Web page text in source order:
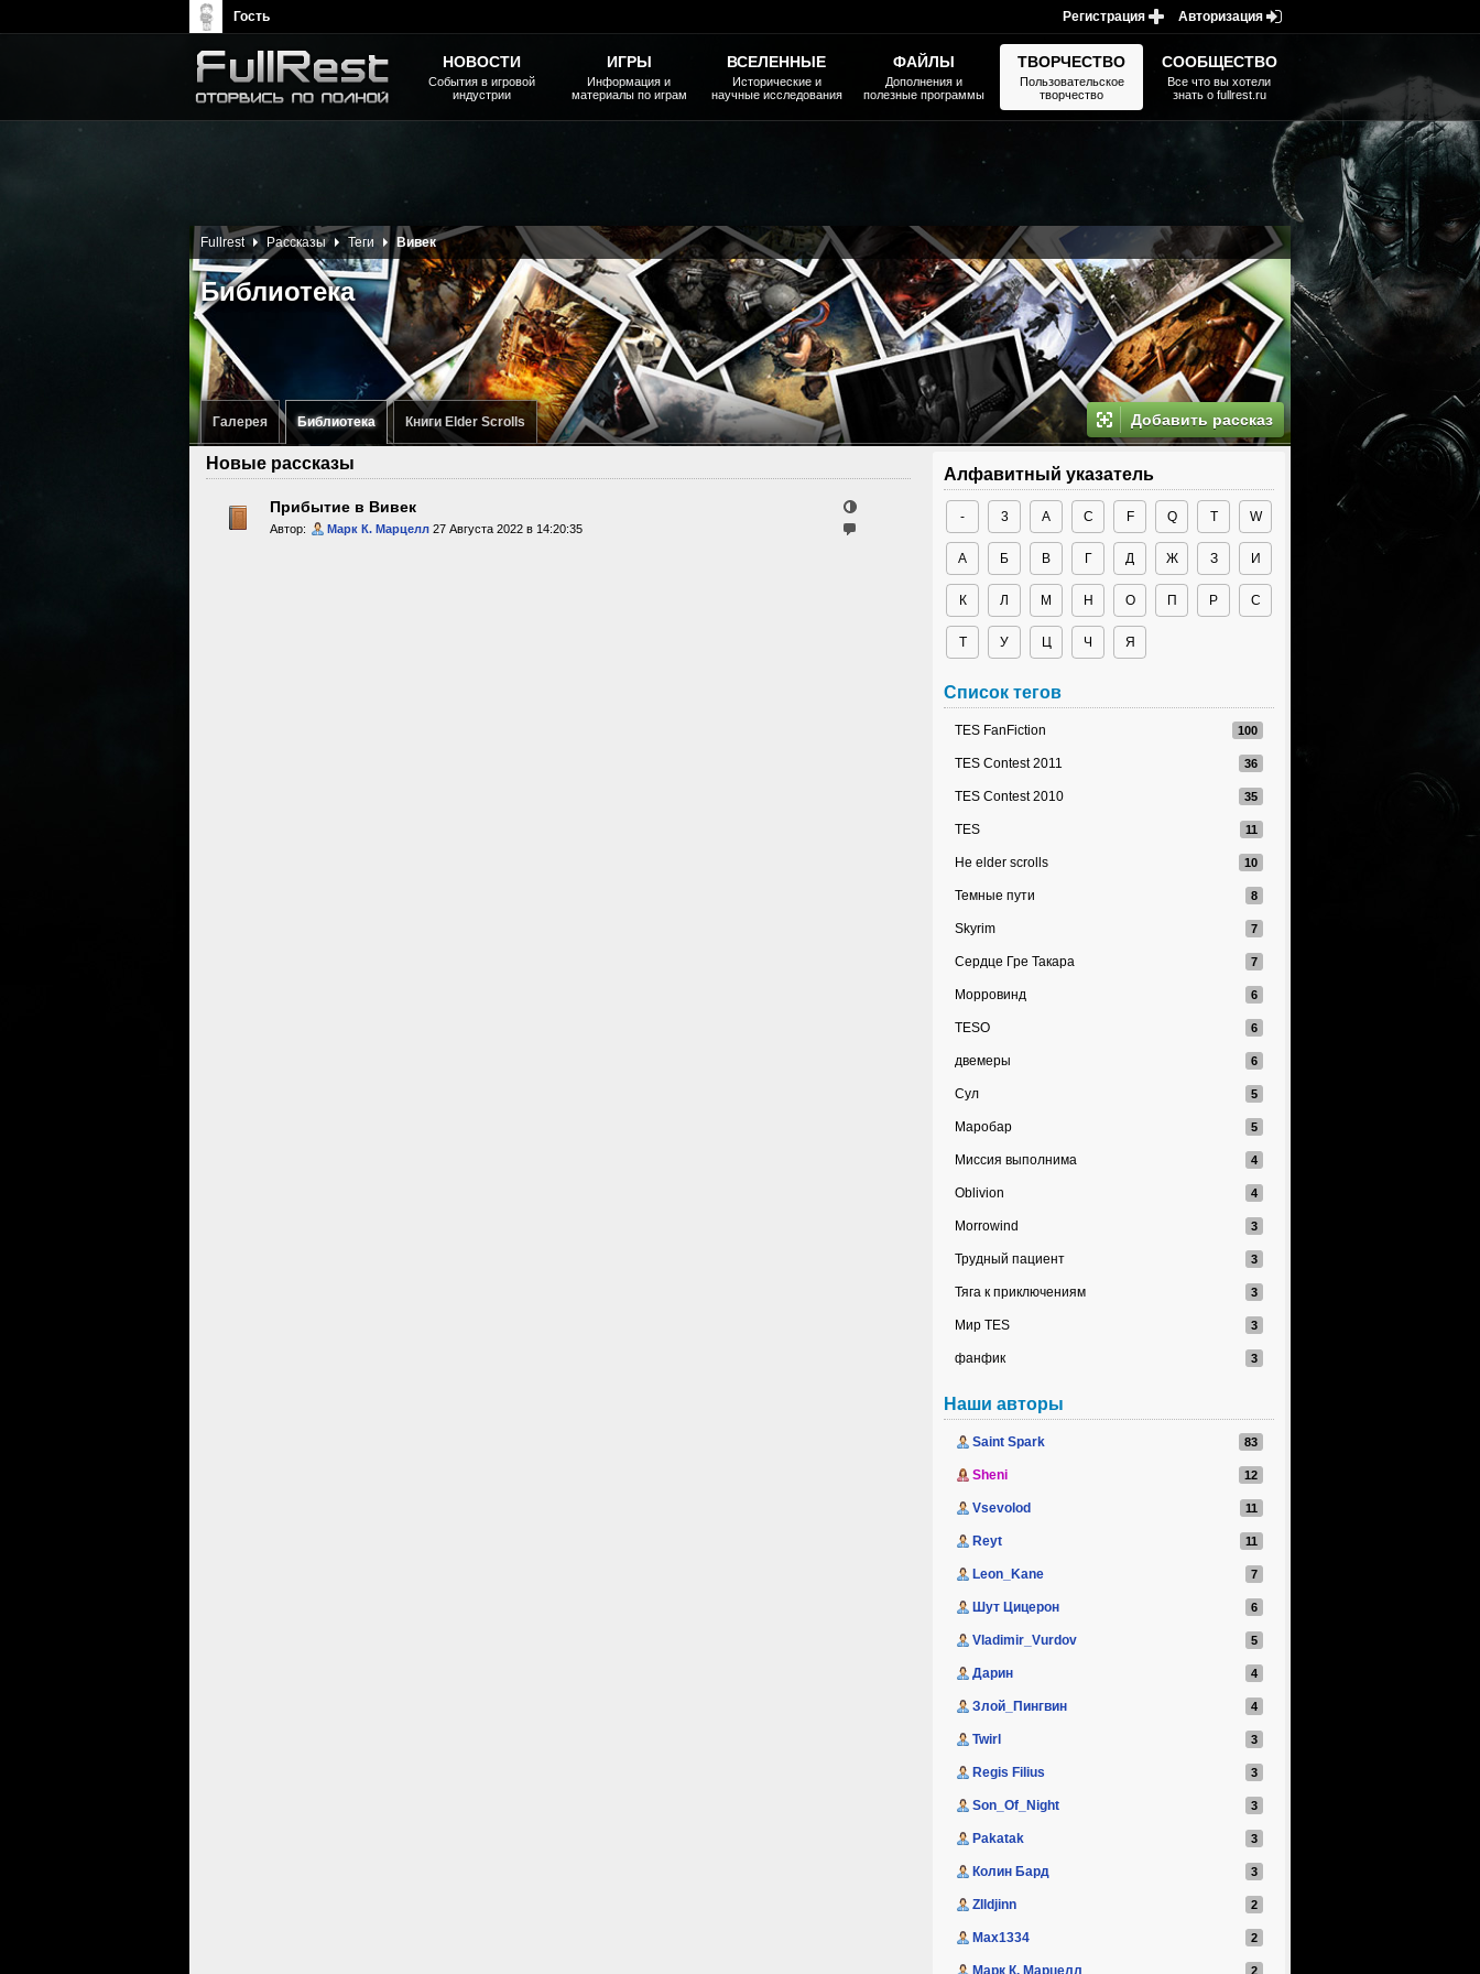
Галерея Библиотека Книги Elder Scrolls Добавить рассказ
Библиотека
Fullrest Рассказы Теги Вивек
Алфавитный указатель
- 3 A C F Q T W
А Б В Г Д Ж З И
К Л М Н О П Р С
Т У Ц Ч Я
Список тегов
TES FanFiction
TES Contest 2011
TES Contest 2010
TES
Не elder scrolls
Темные пути
Skyrim
Сердце Гре Такара
Морровинд
TESO
двемеры
Сул
Маробар
Миссия выполнима
Oblivion
Morrowind
Трудный пациент
Тяга к приключениям
Мир TES
фанфик
Наши авторы
Saint Spark
Sheni
Vsevolod
Reyt
Leon_Kane
Шут Цицерон
Vladimir_Vurdov
Дарин
Злой_Пингвин
Twirl
Regis Filius
Son_Of_Night
Pakatak
Колин Бард
ZIldjinn
Max1334
Марк К. Марцелл
Новые рассказы
Прибытие в Вивек
Автор: Марк К. Марцелл 27 Августа 2022 в 14:20:35
НОВОСТИ
События в игровой
индустрии
ИГРЫ
Информация и
материалы по играм
ВСЕЛЕННЫЕ
Исторические и
научные исследования
ФАЙЛЫ
Дополнения и
полезные программы
ТВОРЧЕСТВО
Пользовательское
творчество
СООБЩЕСТВО
Все что вы хотели
знать о fullrest.ru
Авторизация
Регистрация
Гость